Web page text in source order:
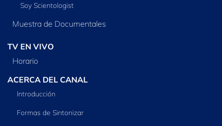
Soy Scientologist
Muestra de Documentales
TV EN VIVO
Horario
ACERCA DEL CANAL
Introducción
Formas de Sintonizar